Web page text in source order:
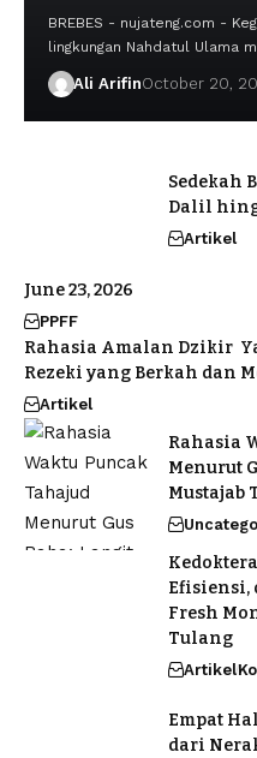
BREBES - nujateng.com -
lingkungan Nahdatul Ulama
Ali ArifinOctober 20,
Sedekah
Dalil
Artikel
June 23, 2026
PPFF
Rahasia Amalan Dzikir
Rezeki yang Berkah dan
Artikel
Rahasia
Menurut
Mustajab
Efisiensi,
Fresh
Tulang
Artikel
Empat
dari